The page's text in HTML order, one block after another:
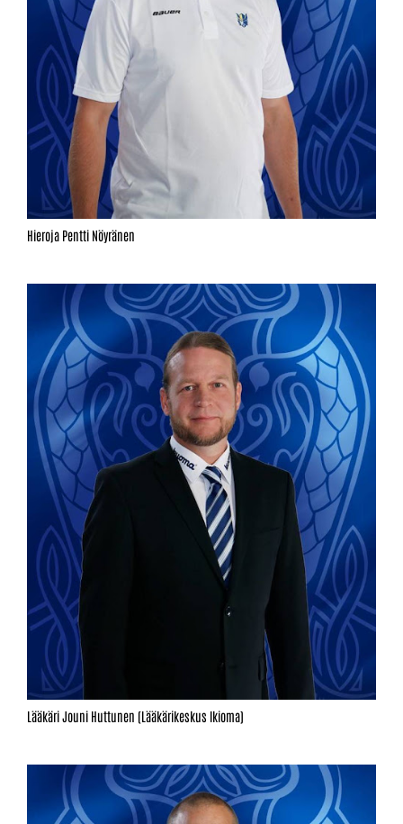
Hieroja Pentti Nöyränen
Lääkäri Jouni Huttunen (Lääkärikeskus Ikioma)